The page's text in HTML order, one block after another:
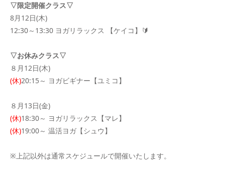
▽限定開催クラス▽
8月12日(木)
12:30～13:30 ヨガリラックス 【ケイコ】🔰
▽お休みクラス▽
８月12日(木)
(休)20:15～ ヨガビギナー【ユミコ】
８月13日(金)
(休)18:30～ ヨガリラックス【マレ】
(休)19:00～ 温活ヨガ【シュウ】
※上記以外は通常スケジュールで開催いたします。